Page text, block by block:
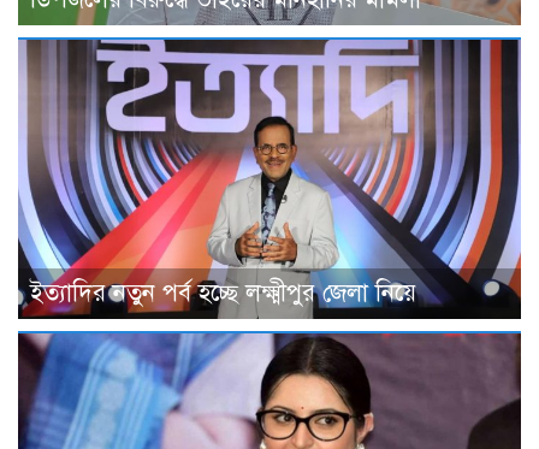
ইত্যাদির নতুন পর্ব হচ্ছে লক্ষ্মীপুর জেলা নিয়ে